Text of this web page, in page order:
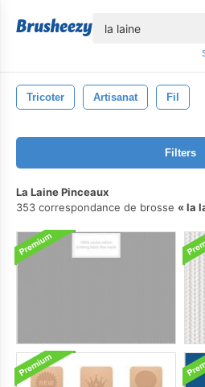
Tricoter Artisanat Fil
Filters
La Laine Pinceaux
353 correspondance de brosse
la